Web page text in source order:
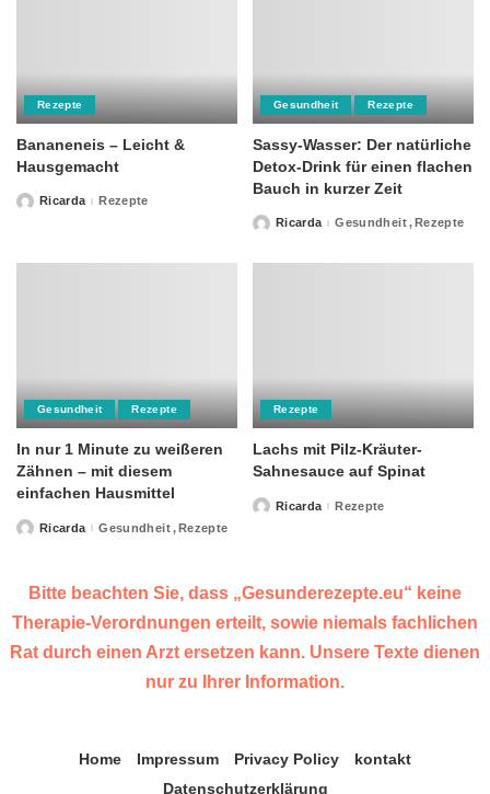
Rezepte
Bananeneis – Leicht &
Hausgemacht
PostedRicarda Rezepte
Gesundheit Rezepte
Sassy-Wasser: Der natürliche
Detox-Drink für einen flachen
Bauch in kurzer Zeit
PostedRicarda Gesundheit Rezepte
Gesundheit Rezepte
In nur 1 Minute zu weißeren
Zähnen – mit diesem
einfachen Hausmittel
PostedRicarda Gesundheit Rezepte
Rezepte
Lachs mit Pilz-Kräuter-
Sahnesauce auf Spinat
PostedRicarda Rezepte
Bitte beachten Sie, dass „Gesunderezepte.eu“ keine
Therapie-Verordnungen erteilt, sowie niemals fachlichen
Rat durch einen Arzt ersetzen kann. Unsere Texte dienen
nur zu Ihrer Information.
Home Impressum Privacy Policy
kontakt
Datenschutzerklärung